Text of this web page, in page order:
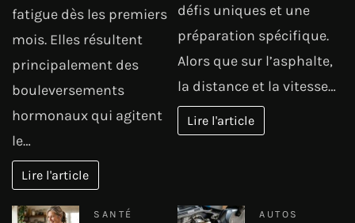
fatigue dès les premiers
mois. Elles résultent
principalement des
bouleversements
hormonaux qui agitent
le…
Lire l'article
défis uniques et une
préparation spécifique.
Alors que sur l’asphalte,
la distance et la vitesse…
Lire l'article
SANTÉ
AUTOS